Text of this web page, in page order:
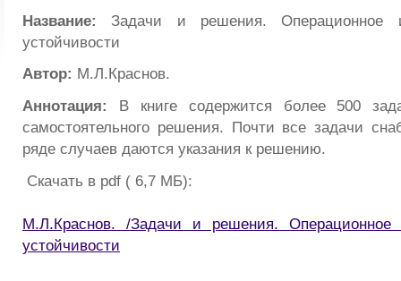
Название:Задачи и решения. Операционное
устойчивости
Автор: М.Л.Краснов.
Аннотация: В книге содержится более 500
самостоятельного решения. Почти все задачи
ряде случаев даются указания к решению.
Скачать в pdf ( 6,7 МБ):
М.Л.Краснов. /Задачи и решения. Операционное
устойчивости